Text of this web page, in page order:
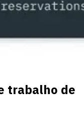
trabalho de